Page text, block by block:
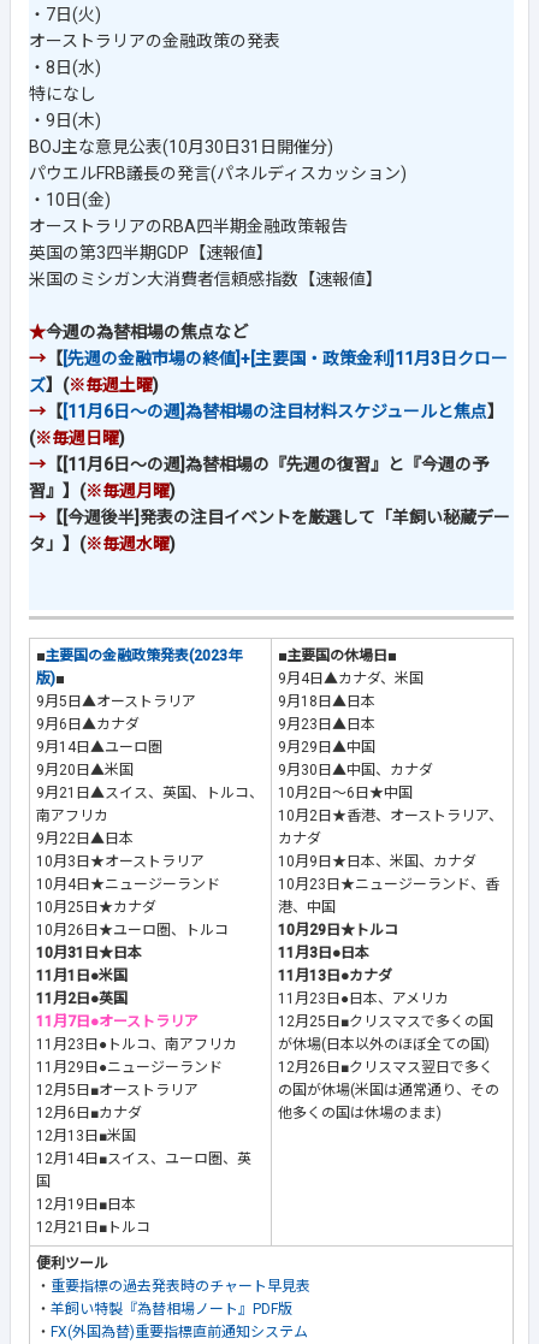
・7日(火)
オーストラリアの金融政策の発表
・8日(水)
特になし
・9日(木)
BOJ主な意見公表(10月30日31日開催分)
パウエルFRB議長の発言(パネルディスカッション)
・10日(金)
オーストラリアのRBA四半期金融政策報告
英国の第3四半期GDP【速報値】
米国のミシガン大消費者信頼感指数【速報値】
★今週の為替相場の焦点など
→ 【[先週の金融市場の終値]+[主要国・政策金利]11月3日クロー
ズ】(※毎週土曜)
→ 【[11月6日～の週]為替相場の注目材料スケジュールと焦点】
(※毎週日曜)
→ 【[11月6日～の週]為替相場の『先週の復習』と『今週の予
習』】(※毎週月曜)
→ 【[今週後半]発表の注目イベントを厳選して「羊飼い秘蔵デー
タ」】(※毎週水曜)
■主要国の金融政策発表(2023年
版)■
9月5日▲オーストラリア
9月6日▲カナダ
9月14日▲ユーロ圏
9月20日▲米国
9月21日▲スイス、英国、トルコ、
南アフリカ
9月22日▲日本
10月3日★オーストラリア
10月4日★ニュージーランド
10月25日★カナダ
10月26日★ユーロ圏、トルコ
10月31日★日本
11月1日●米国
11月2日●英国
11月7日●オーストラリア
11月23日●トルコ、南アフリカ
11月29日●ニュージーランド
12月5日■オーストラリア
12月6日■カナダ
12月13日■米国
12月14日■スイス、ユーロ圏、英
国
12月19日■日本
12月21日■トルコ
■主要国の休場日■
9月4日▲カナダ、米国
9月18日▲日本
9月23日▲日本
9月29日▲中国
9月30日▲中国、カナダ
10月2日～6日★中国
10月2日★香港、オーストラリア、
カナダ
10月9日★日本、米国、カナダ
10月23日★ニュージーランド、香
港、中国
10月29日★トルコ
11月3日●日本
11月13日●カナダ
11月23日●日本、アメリカ
12月25日■クリスマスで多くの国
が休場(日本以外のほぼ全ての国)
12月26日■クリスマス翌日で多く
の国が休場(米国は通常通り、その
他多くの国は休場のまま)
便利ツール
・ 重要指標の過去発表時のチャート早見表
・ 羊飼い特製『為替相場ノート』PDF版
・ FX(外国為替)重要指標直前通知システム